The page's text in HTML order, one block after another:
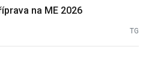
na ME 2026
TG